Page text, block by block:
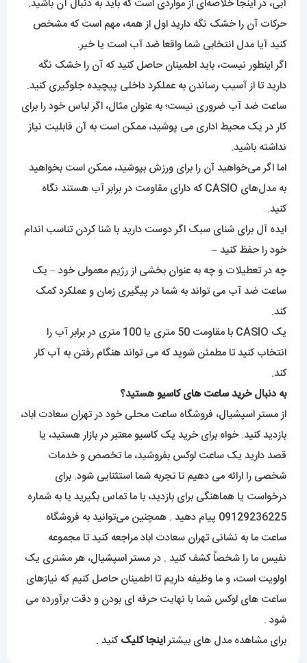
آبی، در اینجا خلاصه‌ای از مواردی است که باید به دنبال آن باشید.
حرکات آن را خشک نگه دارید اول از همه، مهم است که مشخص
کنید آیا مدل انتخابی شما واقعا ضد آب است یا خیر.
اگر اینطور نیست، باید اطمینان حاصل کنید که آن را خشک نگه
دارید تا از آسیب رساندن به عملکرد داخلی پیچیده جلوگیری کنید.
ساعت ضد آب ضروری نیست؛ به عنوان مثال، اگر لباس خود را برای
کار در یک محیط اداری می پوشید، ممکن است به آن قابلیت نیاز
نداشته باشید.
اما اگر می‌خواهید آن را برای ورزش بپوشید، ممکن است بخواهید
به مدل‌های CASIO که دارای مقاومت در برابر آب هستند نگاه
کنید.
ایده آل برای شنای سبک اگر دوست دارید با شنا کردن تناسب اندام
خود را حفظ کنید –
چه در تعطیلات و چه به عنوان بخشی از رژیم معمولی خود – یک
ساعت ضد آب می تواند به شما در پیگیری زمان و عملکرد کمک
کند.
یک CASIO با مقاومت 50 متری یا 100 متری در برابر آب را
انتخاب کنید تا مطمئن شوید که می تواند هنگام رفتن به آب کار
کند.
به دنبالخرید ساعت های کاسیوهستید؟
ازمستر اسپشیال، فروشگاه ساعت محلی خود در تهران سعادت اباد،
بازدید کنید. خواه برای خرید یککاسیومعتبر در بازار هستید، یا
قصد دارید یک ساعت لوکس بفروشید، ما تخصص و خدمات
شخصی را ارائه می دهیم تا تجربه شما استثنایی شود. برای
درخواست یا هماهنگی برای بازدید، با ما تماس بگیرید یا به شماره
09129236225 پیام دهید . همچنین می‌توانید به فروشگاه
ساعت ما به نشانی تهران سعادت اباد مراجعه کنید تا مجموعه
نفیس ما را شخصاً کشف کنید . درمستر اسپشیال، هر مشتری یک
اولویت است، و ما وظیفه داریم تا اطمینان حاصل کنیم که نیازهای
ساعت های لوکس شما با نهایت حرفه ای بودن و دقت برآورده می
شود .
برای مشاهده مدل های بیشتراینجا کلیککنید .